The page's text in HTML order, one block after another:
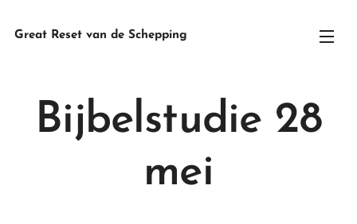
Great Reset van de Schepping
Bijbelstudie 28
mei